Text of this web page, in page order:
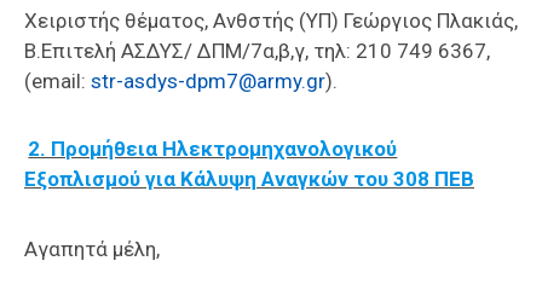
Χειριστής θέματος, Ανθστής (ΥΠ) Γεώργιος Πλακιάς,
Β.Επιτελή ΑΣΔΥΣ/ ΔΠΜ/7α,β,γ, τηλ: 210 749 6367,
(email: str-asdys-dpm7@army.gr).
2. Προμήθεια Ηλεκτρομηχανολογικού
Εξοπλισμού για Κάλυψη Αναγκών του 308 ΠΕΒ
Αγαπητά μέλη,